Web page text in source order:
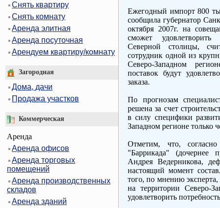
Снять квартиру
Снять комнату
Аренда элитная
Аренда посуточная
Арендуем квартиру/комнату
Загородная
Дома, дачи
Продажа участков
Коммерческая
Аренда
Аренда офисов
Аренда торговых
помещений
Аренда производственных
складов
Аренда зданий
Ежегодный импорт 800
сообщила губернатор
октября 2007г. на
сможет удовлетворить
Северной столицы,
сотрудник одной из
Северо-Западном
поставок будут
заказа.
По прогнозам
решена за счет
в силу специфики
Западном регионе только
Отметим, что,
"Баррикада" (дочернее
Андрея Ведерникова,
настоящий момент
того, по мнению эксперта,
на территории Северо-
удовлетворить